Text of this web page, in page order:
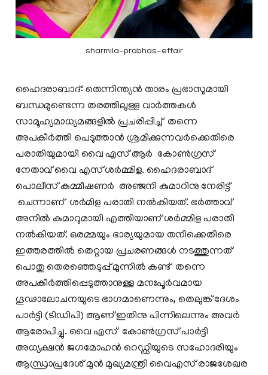
sharmila-prabhas-effair
ഹൈദരാബാദ്: തെന്നിന്ത്യൻ താരം പ്രഭാസുമായി
ബന്ധമുണ്ടെന്ന തരത്തിലുള്ള വാർ‌ത്തകൾ
സാമൂഹ്യമാധ്യമങ്ങളിൽ‌ പ്രചരിപ്പിച്ച്‌ തന്നെ
അപകീർത്തി പെടുത്താൻ ശ്രമിക്കുന്നവർക്കെതിരെ
പരാതിയുമായി വൈ എസ് ആർ കോൺ​ഗ്രസ്
നേതാവ് വൈ എസ് ശർമ്മിള. ഹൈദരാബാദ്
പൊലീസ് കമ്മീഷണർ അഞ്ജനി കുമാറിനു നേരിട്ട്
ചെന്നാണ് ശർമിള പരാതി നൽകിയത്. ഭർത്താവ്
അനിൽ കുമാറുമായി എത്തിയാണ് ശർമ്മിള പരാതി
നൽകിയത്. ഒരമ്മയും ഭാര്യയുമായ തനിക്കെതിരെ
ഇത്തരത്തിൽ തെറ്റായ പ്രചരണങ്ങൾ നടത്തുന്നത്
പൊതു തെരഞ്ഞെടുപ്പ് മുന്നിൽ കണ്ട് തന്നെ
അപകീർത്തിപ്പെടുത്താനുള്ള മനഃപൂർവമായ
ഗൂഢാലോചനയുടെ ഭാഗമാണെന്നും, തെലുങ്ക് ദേശം
പാർട്ടി (ടിഡിപി) ആണ് ഇതിനു പിന്നിലെന്നും അവർ
ആരോപിച്ചു. വൈ എസ് കോൺ​ഗ്രസ് പാർട്ടി
അധ്യക്ഷൻ ജ​ഗമോഹൻ റെഡ്ഡിയുടെ സഹോദരിയും
ആന്ധ്രാപ്രദേശ് മുൻ മുഖ്യമന്ത്രി വൈഎസ് രാജശേഖര